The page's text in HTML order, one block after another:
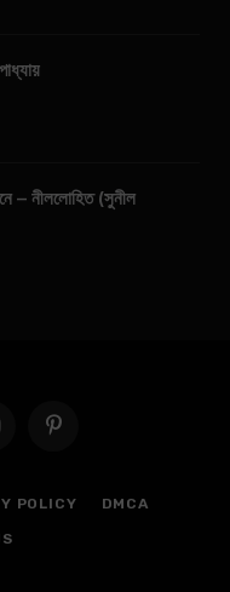
– নীললোহিত (সুনীল
Pinterest
POLICY DMCA